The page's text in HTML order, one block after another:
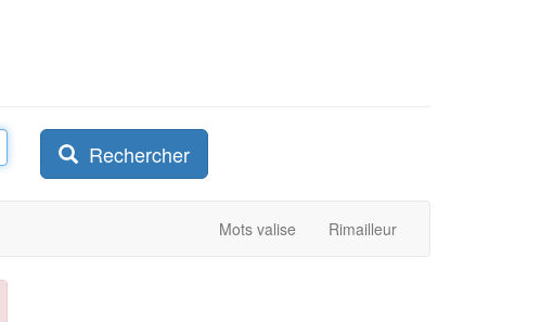
Rechercher
Mots valise Rimailleur